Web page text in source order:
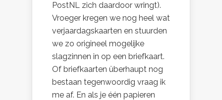
PostNL zich daardoor wringt).
Vroeger kregen we nog heel wat
verjaardagskaarten en stuurden
we zo origineel mogelijke
slagzinnen in op een briefkaart.
Of briefkaarten überhaupt nog
bestaan tegenwoordig vraag ik
me af. En als je één papieren